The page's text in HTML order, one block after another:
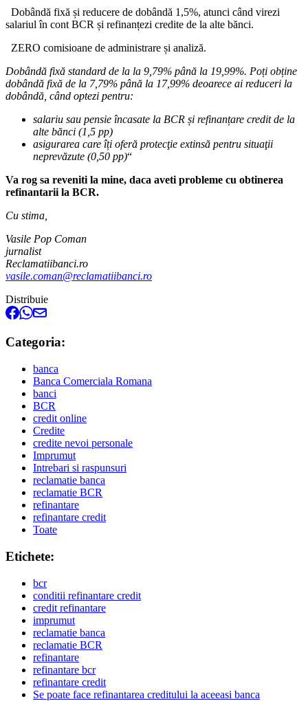
Dobândă fixă și reducere de dobândă 1,5%, atunci când virezi
salariul în cont BCR și refinanțezi credite de la alte bănci.
ZERO comisioane de administrare și analiză.
Dobândă fixă standard de la la 9,79% până la 19,99%. Poți obține
dobândă fixă de la 7,79% până la 17,99% deoarece ai reduceri la
dobândă, când optezi pentru:
salariu sau pensie încasate la BCR și refinanțare credit de la
alte bănci (1,5 pp)
asigurarea care îți oferă protecţie extinsă pentru situaţii
neprevăzute (0,50 pp)“
Va rog sa reveniti la mine, daca aveti probleme cu obtinerea
refinantarii la BCR.
Cu stima,
Vasile Pop Coman
jurnalist
Reclamatiibanci.ro
vasile.coman@reclamatiibanci.ro
Distribuie
Categoria:
banca
Banca Comerciala Romana
banci
BCR
credit online
Credite
credite nevoi personale
Imprumut
Intrebari si raspunsuri
reclamatie banca
reclamatie BCR
refinantare
refinantare credit
Toate
Etichete:
bcr
conditii refinantare credit
credit refinantare
imprumut
reclamatie banca
reclamatie BCR
refinantare
refinantare bcr
refinantare credit
Se poate face refinantarea creditului la aceeasi banca